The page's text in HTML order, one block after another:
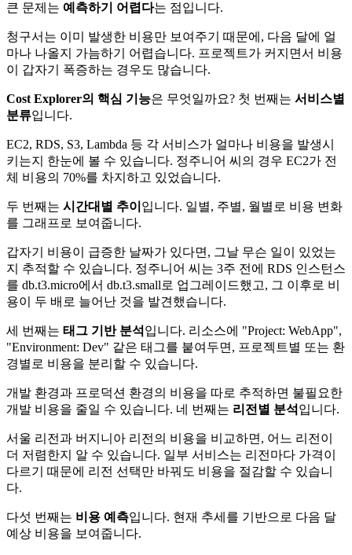
큰 문제는 예측하기 어렵다는 점입니다.
청구서는 이미 발생한 비용만 보여주기 때문에, 다음 달에 얼
마나 나올지 가늠하기 어렵습니다. 프로젝트가 커지면서 비용
이 갑자기 폭증하는 경우도 많습니다.
Cost Explorer의 핵심 기능은 무엇일까요? 첫 번째는 서비스별
분류입니다.
EC2, RDS, S3, Lambda 등 각 서비스가 얼마나 비용을 발생시
키는지 한눈에 볼 수 있습니다. 정주니어 씨의 경우 EC2가 전
체 비용의 70%를 차지하고 있었습니다.
두 번째는 시간대별 추이 입니다. 일별, 주별, 월별로 비용 변화
를 그래프로 보여줍니다.
갑자기 비용이 급증한 날짜가 있다면, 그날 무슨 일이 있었는
지 추적할 수 있습니다. 정주니어 씨는 3주 전에 RDS 인스턴스
를 db.t3.micro에서 db.t3.small로 업그레이드했고, 그 이후로 비
용이 두 배로 늘어난 것을 발견했습니다.
세 번째는 태그 기반 분석 입니다. 리소스에 "Project: WebApp",
"Environment: Dev" 같은 태그를 붙여두면, 프로젝트별 또는 환
경별로 비용을 분리할 수 있습니다.
개발 환경과 프로덕션 환경의 비용을 따로 추적하면 불필요한
개발 비용을 줄일 수 있습니다. 네 번째는 리전별 분석 입니다.
서울 리전과 버지니아 리전의 비용을 비교하면, 어느 리전이
더 저렴한지 알 수 있습니다. 일부 서비스는 리전마다 가격이
다르기 때문에 리전 선택만 바꿔도 비용을 절감할 수 있습니
다.
다섯 번째는 비용 예측입니다. 현재 추세를 기반으로 다음 달
예상 비용을 보여줍니다.